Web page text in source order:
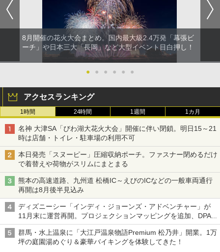
8月開催の花火大会まとめ。国内最大級2.4万発「幕張ビ
ーチ」や日本三大「長岡」など大型イベント目白押し！
● ● ● ● ● ●
アクセスランキング
1時間 24時間 1週間 1カ月
名神 大津SA「びわ湖大花火大会」開催に伴い閉鎖。明日15～21
時は店舗・トイレ・駐車場の利用不可
本日発売「スヌーピー」圧縮収納ポーチ。ファスナー閉めるだけ
で着替えや荷物がスリムにまとまる
熊本の高速道路、九州道 松橋IC～えびのICなどの一般車両通行
再開は8月後半見込み
ディズニーシー「インディ・ジョーンズ・アドベンチャー」が
11月末に運営再開。プロジェクションマッピングを追加、DPA
は1500円
群馬・水上温泉に「大江戸温泉物語Premium 松乃井」開業。1万
坪の庭園湯めぐり＆豪華バイキングを体験してきた！